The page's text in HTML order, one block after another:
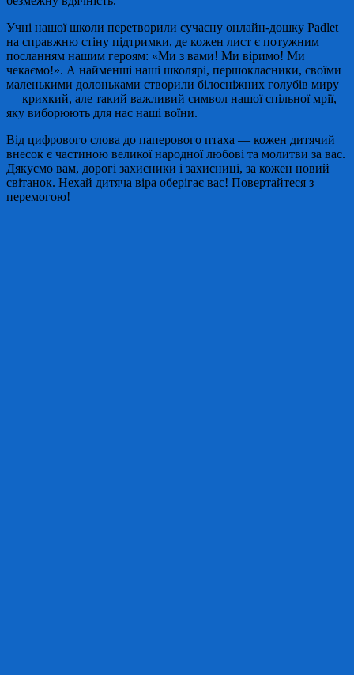
Учні нашої школи перетворили сучасну онлайн-дошку Padlet
на справжню стіну підтримки, де кожен лист є потужним
посланням нашим героям: «Ми з вами! Ми віримо! Ми
чекаємо!». А найменші наші школярі, першокласники, своїми
маленькими долоньками створили білосніжних голубів миру
— крихкий, але такий важливий символ нашої спільної мрії,
яку виборюють для нас наші воїни.
Від цифрового слова до паперового птаха — кожен дитячий
внесок є частиною великої народної любові та молитви за вас.
Дякуємо вам, дорогі захисники і захисниці, за кожен новий
світанок. Нехай дитяча віра оберігає вас! Повертайтеся з
перемогою!